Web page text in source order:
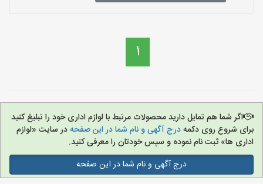
1
اگر شما هم تمایل دارید محصولات مرتبط با لوازم اداری خود را تبلیغ کنید
برای شروع روی دکمهدرج آگهی و نام شما در این صفحهدر سایت «لوازم
اداری ها» ثبت نام نموده و سپس خودتان را معرفی کنید.
درج آگهی و نام شما در این صفحه